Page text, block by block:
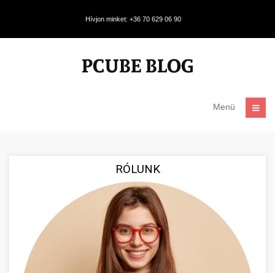
Hívjon minket: +36 70 629 06 90
Menü
RÓLUNK